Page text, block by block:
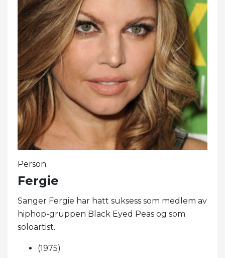
Person
Fergie
Sanger Fergie har hatt suksess som medlem av
hiphop-gruppen Black Eyed Peas og som
soloartist.
(1975)